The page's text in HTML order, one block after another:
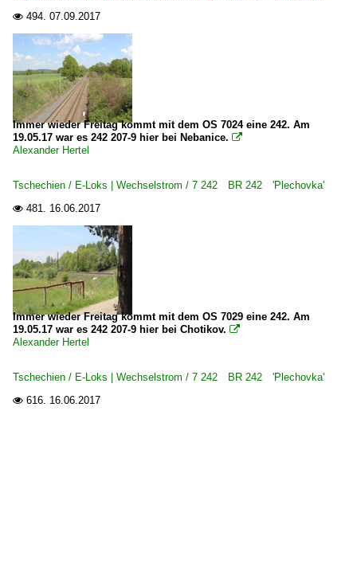
 494. 07.09.2017
Immer wieder Freitag kommt mit dem OS 7024 eine 242. Am
19.05.17 war es 242 207-9 hier bei Nebanice. 
Alexander Hertel
Tschechien / E-Loks | Wechselstrom / 7 242 BR 242 'Plechovka'
 481. 16.06.2017
Immer wieder Freitag kommt mit dem OS 7029 eine 242. Am
19.05.17 war es 242 207-9 hier bei Chotikov. 
Alexander Hertel
Tschechien / E-Loks | Wechselstrom / 7 242 BR 242 'Plechovka'
 616. 16.06.2017